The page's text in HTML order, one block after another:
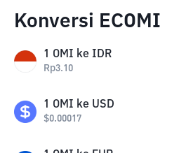
Konversi ECOMI
1 OMI ke IDR
Rp3.10
1 OMI ke USD
$0.00017